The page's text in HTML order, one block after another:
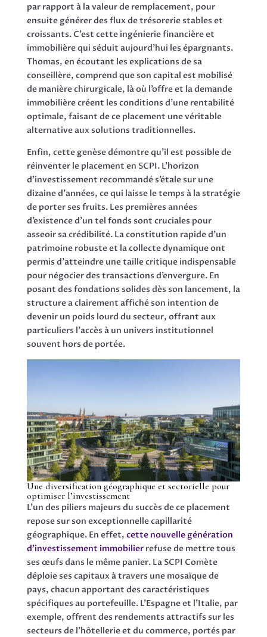
par rapport à la valeur de remplacement, pour
ensuite générer des flux de trésorerie stables et
croissants. C’est cette ingénierie financière et
immobilière qui séduit aujourd’hui les épargnants.
Thomas, en écoutant les explications de sa
conseillère, comprend que son capital est mobilisé
de manière chirurgicale, là où l’offre et la demande
immobilière créent les conditions d’une rentabilité
optimale, faisant de ce placement une véritable
alternative aux solutions traditionnelles.
Enfin, cette genèse démontre qu’il est possible de
réinventer le placement en SCPI. L’horizon
d’investissement recommandé s’étale sur une
dizaine d’années, ce qui laisse le temps à la stratégie
de porter ses fruits. Les premières années
d’existence d’un tel fonds sont cruciales pour
asseoir sa crédibilité. La constitution rapide d’un
patrimoine robuste et la collecte dynamique ont
permis d’atteindre une taille critique indispensable
pour négocier des transactions d’envergure. En
posant des fondations solides dès son lancement, la
structure a clairement affiché son intention de
devenir un poids lourd du secteur, offrant aux
particuliers l’accès à un univers institutionnel
souvent hors de portée.
Une diversification géographique et sectorielle pour
optimiser l’investissement
L’un des piliers majeurs du succès de ce placement
repose sur son exceptionnelle capillarité
géographique. En effet, cette nouvelle génération
d’investissement immobilierrefuse de mettre tous
ses œufs dans le même panier. La SCPI Comète
déploie ses capitaux à travers une mosaïque de
pays, chacun apportant des caractéristiques
spécifiques au portefeuille. L’Espagne et l’Italie, par
exemple, offrent des rendements attractifs sur les
secteurs de l’hôtellerie et du commerce, portés par